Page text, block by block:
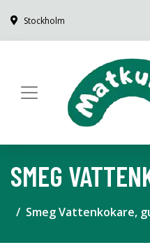
Stockholm
SMEG
Smeg Vattenkokare,